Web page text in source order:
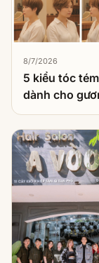
8/7/2026
5 kiểu tóc
dành cho
tròn